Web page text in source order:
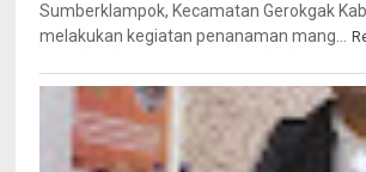
Sumberklampok, Kecamatan Gerokgak
melakukan kegiatan penanaman mang...